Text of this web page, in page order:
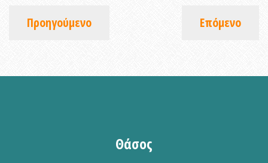
Προηγούμενο Επόμενο
Θάσος